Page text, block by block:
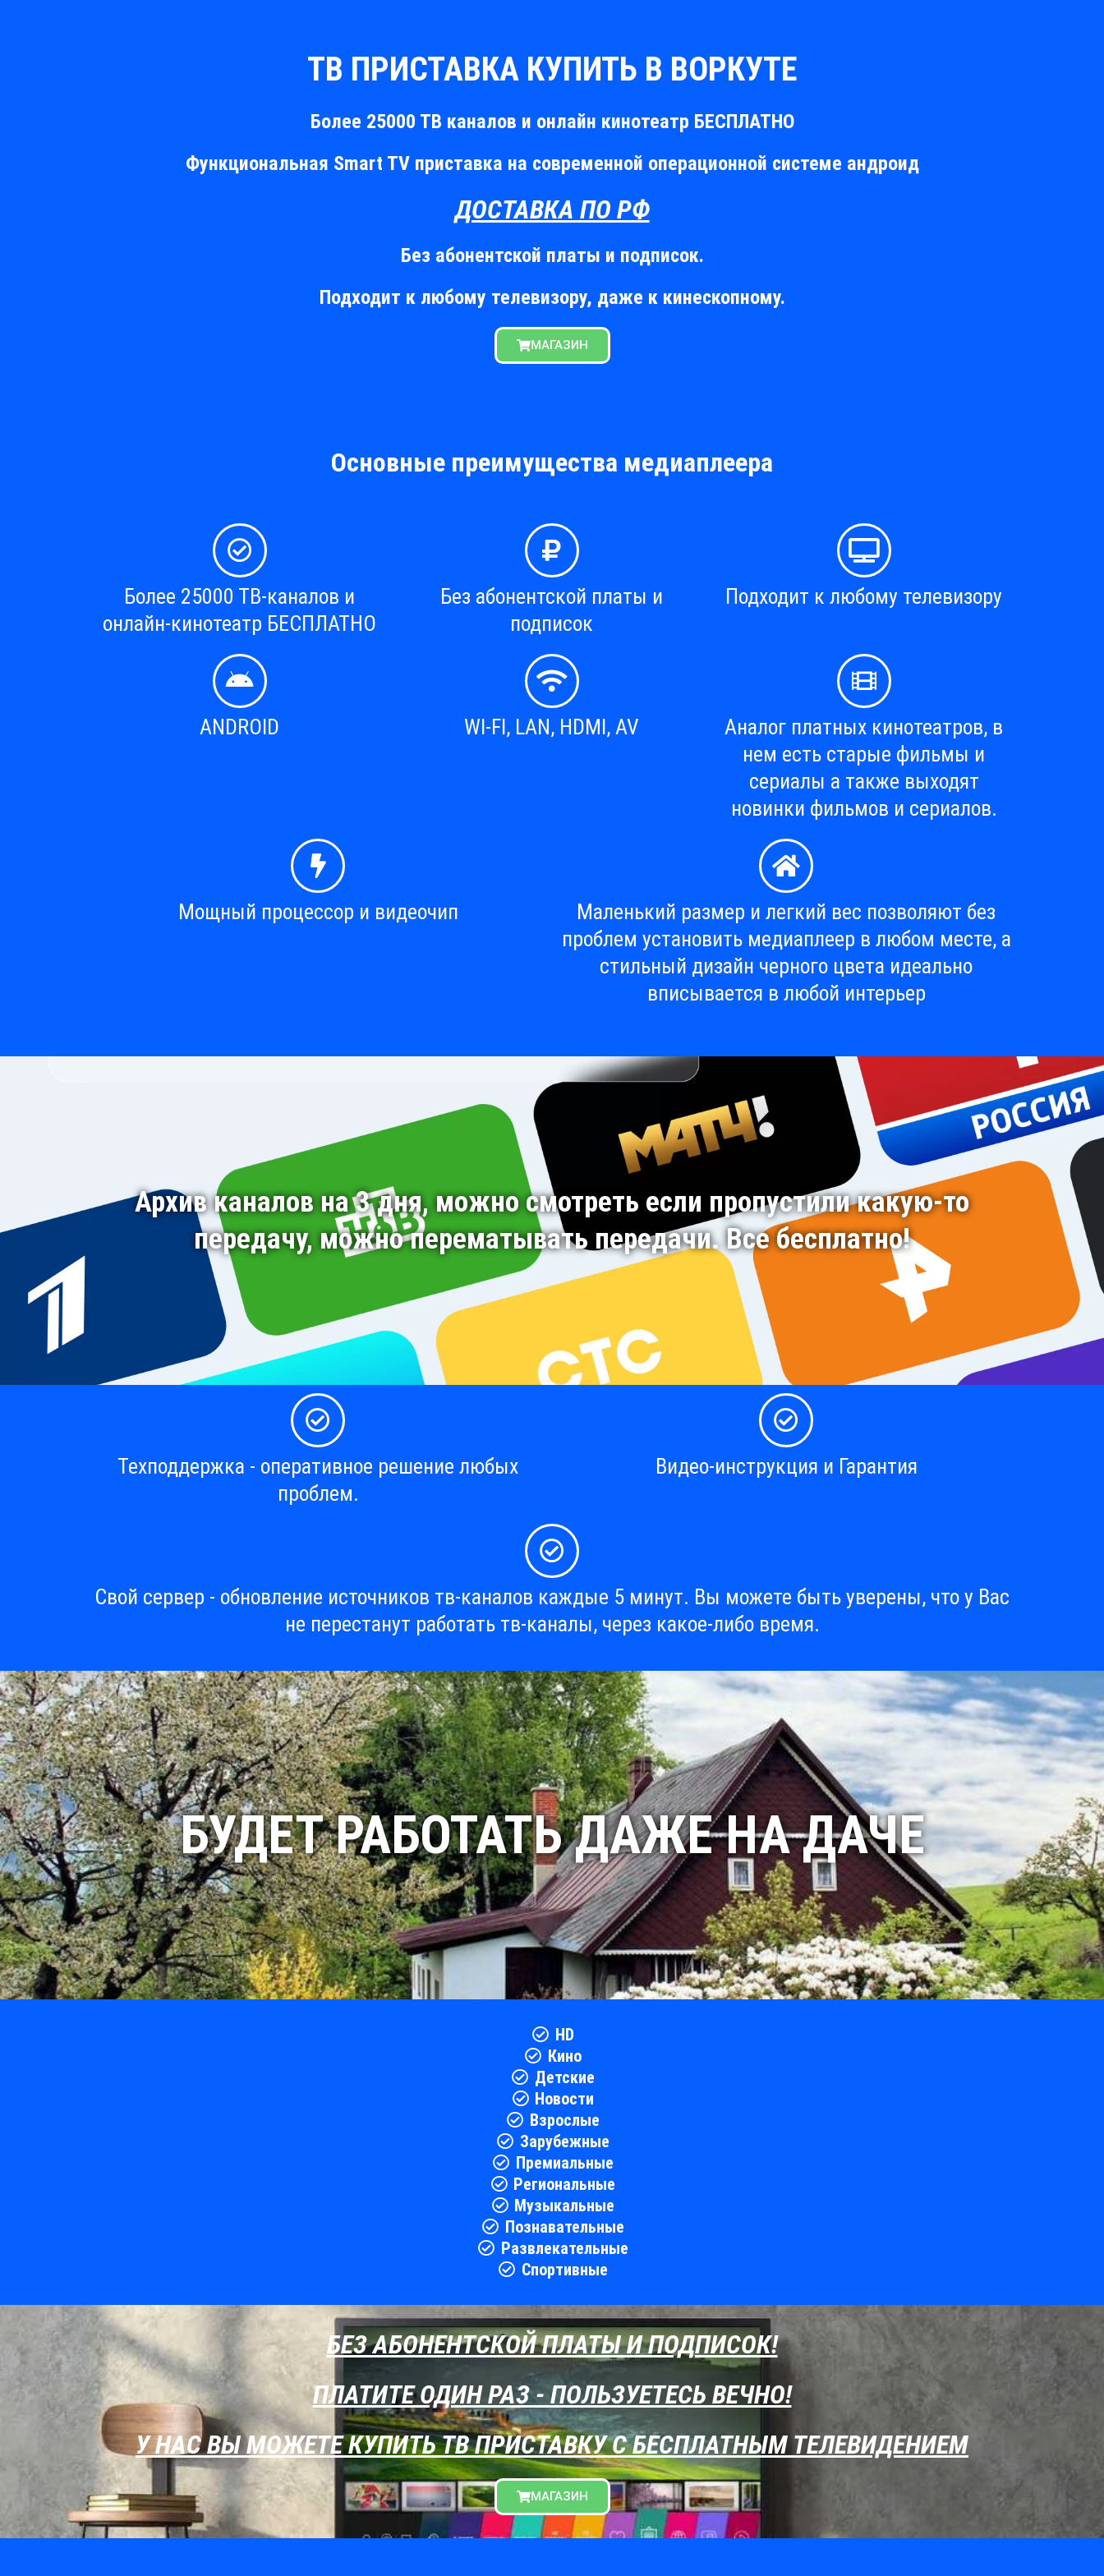
ТВ ПРИСТАВКА КУПИТЬ В ВОРКУТЕ
Более 25000 ТВ каналов и онлайн кинотеатр БЕСПЛАТНО
Функциональная Smart TV приставка на современной операционной системе андроид
ДОСТАВКА ПО РФ
Без абонентской платы и подписок.
Подходит к любому телевизору, даже к кинескопному.
МАГАЗИН
Основные преимущества медиаплеера
Более 25000 ТВ-каналов и
онлайн-кинотеатр БЕСПЛАТНО
Без абонентской платы и
подписок
Подходит к любому телевизору
ANDROID WI-FI, LAN, HDMI, AV
Аналог платных кинотеатров, в
нем есть старые фильмы и
сериалы а также выходят
новинки фильмов и сериалов.
Мощный процессор и видеочип
Маленький размер и легкий вес позволяют без
проблем установить медиаплеер в любом месте, а
стильный дизайн черного цвета идеально
вписывается в любой интерьер
Архив каналов на 3 дня, можно смотреть если пропустили какую-то
передачу, можно перематывать передачи. Все бесплатно!
Техподдержка - оперативное решение любых
проблем.
Видео-инструкция и Гарантия
Свой сервер - обновление источников тв-каналов каждые 5 минут. Вы можете быть уверены, что у Вас
не перестанут работать тв-каналы, через какое-либо время.
БУДЕТ РАБОТАТЬ ДАЖЕ НА ДАЧЕ
HD
Кино
Детские
Новости
Взрослые
Зарубежные
Премиальные
Региональные
Музыкальные
Познавательные
Развлекательные
Спортивные
БЕЗ АБОНЕНТСКОЙ ПЛАТЫ И ПОДПИСОК!
ПЛАТИТЕ ОДИН РАЗ - ПОЛЬЗУЕТЕСЬ ВЕЧНО!
У НАС ВЫ МОЖЕТЕ КУПИТЬ ТВ ПРИСТАВКУ С БЕСПЛАТНЫМ ТЕЛЕВИДЕНИЕМ
МАГАЗИН